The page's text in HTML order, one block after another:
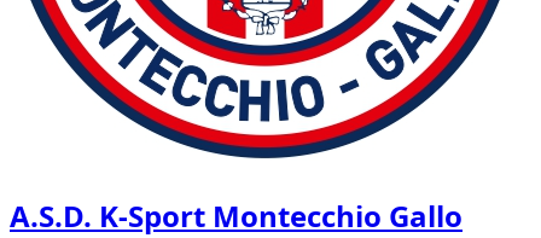
A.S.D. K-Sport Montecchio Gallo